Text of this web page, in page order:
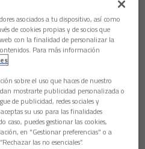
el encuentro en la sala de
como hemos dibujado. Un
Hemos estado con entereza
en nuestro campo al
tomando terreno. El
daño. Tuvimos dos
y Lucas. Cuando mejor
se acabó el partido y ya llegó el
y pensar ya en el partido ante
decisivos. “Creo que ha
el equipo ha podido hacer gol,
asociados a tu dispositivo, así como
de cookies propias y de socios que
con la finalidad de personalizar la
Para más información
sobre el uso que haces de nuestro
mostrarte publicidad personalizada o
de publicidad, redes sociales y
su uso para las finalidades
puedes gestionar las cookies,
en "Gestionar preferencias" o a
las no esenciales”.